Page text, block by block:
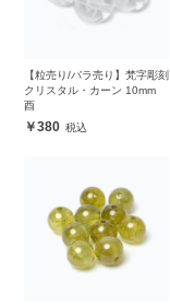
【粒売り/バラ売り】梵字彫刻
クリスタル・カーン 10mm
酉
380